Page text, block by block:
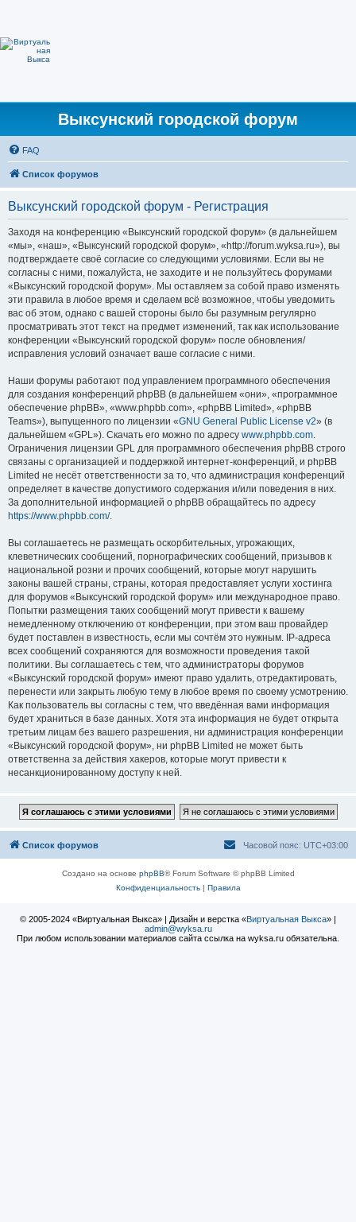
Выксунский городской форум
FAQ
Список форумов
Выксунский городской форум - Регистрация
Заходя на конференцию «Выксунский городской форум» (в дальнейшем
«мы», «наш», «Выксунский городской форум», «http://forum.wyksa.ru»), вы
подтверждаете своё согласие со следующими условиями. Если вы не
согласны с ними, пожалуйста, не заходите и не пользуйтесь форумами
«Выксунский городской форум». Мы оставляем за собой право изменять
эти правила в любое время и сделаем всё возможное, чтобы уведомить
вас об этом, однако с вашей стороны было бы разумным регулярно
просматривать этот текст на предмет изменений, так как использование
конференции «Выксунский городской форум» после обновления/
исправления условий означает ваше согласие с ними.
Наши форумы работают под управлением программного обеспечения
для создания конференций phpBB (в дальнейшем «они», «программное
обеспечение phpBB», «www.phpbb.com», «phpBB Limited», «phpBB
Teams»), выпущенного по лицензии «GNU General Public License v2» (в
дальнейшем «GPL»). Скачать его можно по адресу www.phpbb.com.
Ограничения лицензии GPL для программного обеспечения phpBB строго
связаны с организацией и поддержкой интернет-конференций, и phpBB
Limited не несёт ответственности за то, что администрация конференций
определяет в качестве допустимого содержания и/или поведения в них.
За дополнительной информацией о phpBB обращайтесь по адресу
https://www.phpbb.com/.
Вы соглашаетесь не размещать оскорбительных, угрожающих,
клеветнических сообщений, порнографических сообщений, призывов к
национальной розни и прочих сообщений, которые могут нарушить
законы вашей страны, страны, которая предоставляет услуги хостинга
для форумов «Выксунский городской форум» или международное право.
Попытки размещения таких сообщений могут привести к вашему
немедленному отключению от конференции, при этом ваш провайдер
будет поставлен в известность, если мы сочтём это нужным. IP-адреса
всех сообщений сохраняются для возможности проведения такой
политики. Вы соглашаетесь с тем, что администраторы форумов
«Выксунский городской форум» имеют право удалить, отредактировать,
перенести или закрыть любую тему в любое время по своему усмотрению.
Как пользователь вы согласны с тем, что введённая вами информация
будет храниться в базе данных. Хотя эта информация не будет открыта
третьим лицам без вашего разрешения, ни администрация конференции
«Выксунский городской форум», ни phpBB Limited не может быть
ответственна за действия хакеров, которые могут привести к
несанкционированному доступу к ней.
Список форумов Часовой пояс: UTC+03:00
Создано на основе phpBB® Forum Software © phpBB Limited
Конфиденциальность| Правила
© 2005-2024 «Виртуальная Выкса» | Дизайн и верстка «Виртуальная Выкса» |
admin@wyksa.ru
При любом использовании материалов сайта ссылка на wyksa.ru обязательна.